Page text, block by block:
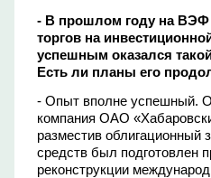
- В прошлом году на ВЭФ
торгов на
успешным оказался
Есть ли планы его
- Опыт вполне успешный.
компания ОАО
разместив облигационный
средств был подготовлен
реконструкции